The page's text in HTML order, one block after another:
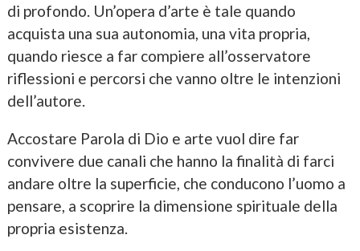
di profondo. Un’opera d’arte è tale quando
acquista una sua autonomia, una vita propria,
quando riesce a far compiere all’osservatore
riflessioni e percorsi che vanno oltre le intenzioni
dell’autore.
Accostare Parola di Dio e arte vuol dire far
convivere due canali che hanno la finalità di farci
andare oltre la superficie, che conducono l’uomo a
pensare, a scoprire la dimensione spirituale della
propria esistenza.